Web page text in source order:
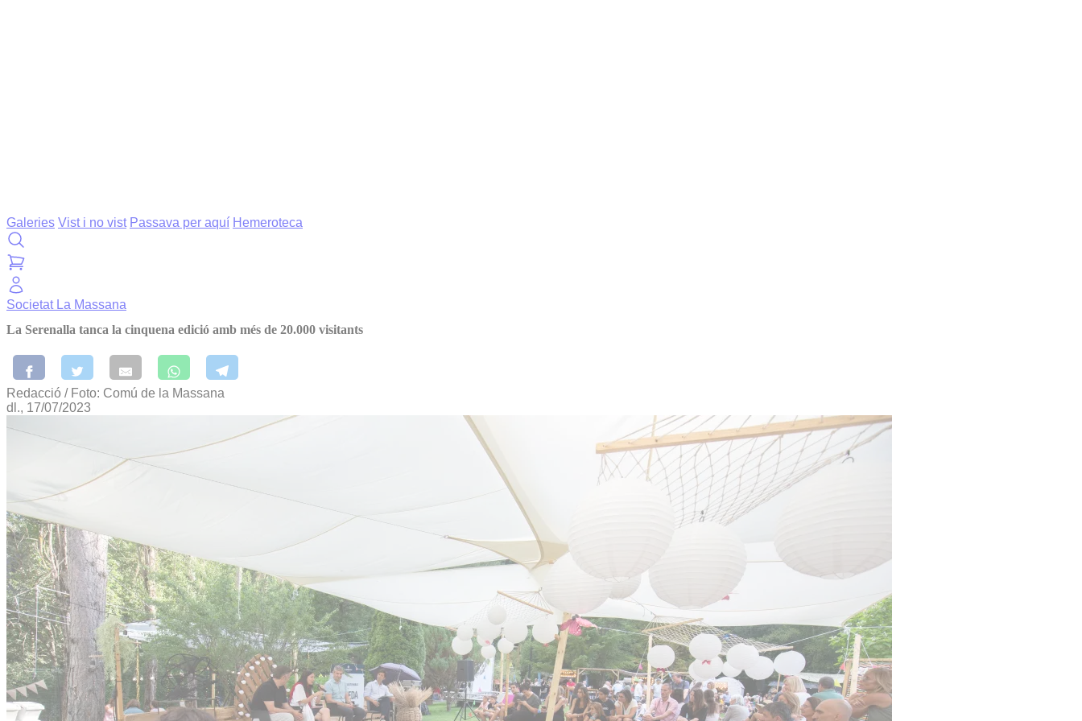
Galeries Vist i no vist Passava per aquí Hemeroteca
Societat La Massana
La Serenalla tanca la cinquena edició amb més de 20.000 visitants
Redacció / Foto: Comú de la Massana
dl., 17/07/2023